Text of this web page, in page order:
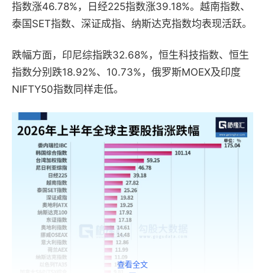
指数涨46.78%，日经225指数涨39.18%。越南指数、
泰国SET指数、深证成指、纳斯达克指数均表现活跃。
跌幅方面，印尼综指跌32.68%，恒生科技指数、恒生
指数分别跌18.92%、10.73%，俄罗斯MOEX及印度
NIFTY50指数同样走低。
查看全文